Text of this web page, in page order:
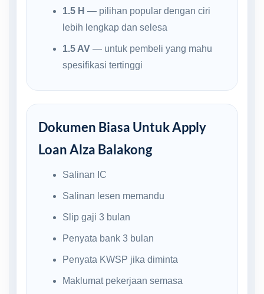
1.5 H — pilihan popular dengan ciri
lebih lengkap dan selesa
1.5 AV— untuk pembeli yang mahu
spesifikasi tertinggi
Dokumen Biasa Untuk Apply
Loan Alza Balakong
Salinan IC
Salinan lesen memandu
Slip gaji 3 bulan
Penyata bank 3 bulan
Penyata KWSP jika diminta
Maklumat pekerjaan semasa